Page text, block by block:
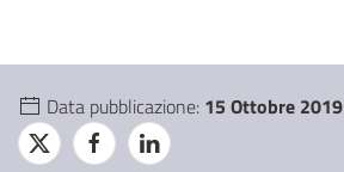
Data pubblicazione: 15 Ottobre 2019